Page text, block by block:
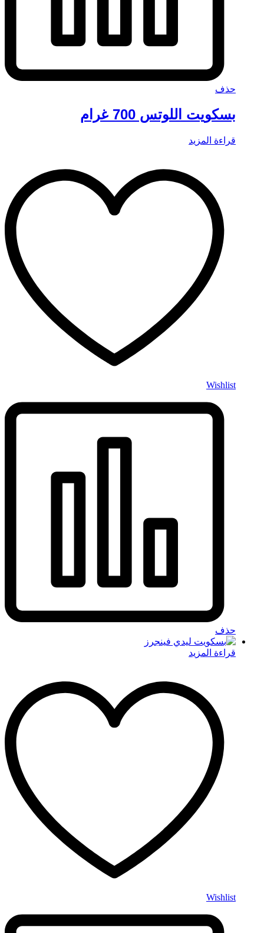
حذف
بسكويت اللوتس 700 غرام
قراءة المزيد
Wishlist
حذف
قراءة المزيد
Wishlist